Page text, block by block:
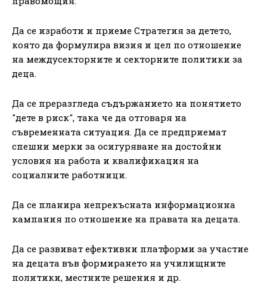
Да се изработи и приеме Стратегия за детето,
която да формулира визия и цел по отношение
на междусекторните и секторните политики за
деца.
Да се преразгледа съдържанието на понятието
"дете в риск", така че да отговаря на
съвременната ситуация. Да се предприемат
спешни мерки за осигуряване на достойни
условия на работа и квалификация на
социалните работници.
Да се планира непрекъсната информационна
кампания по отношение на правата на децата.
Да се развиват ефективни платформи за участие
на децата във формирането на училищните
политики, местните решения и др.